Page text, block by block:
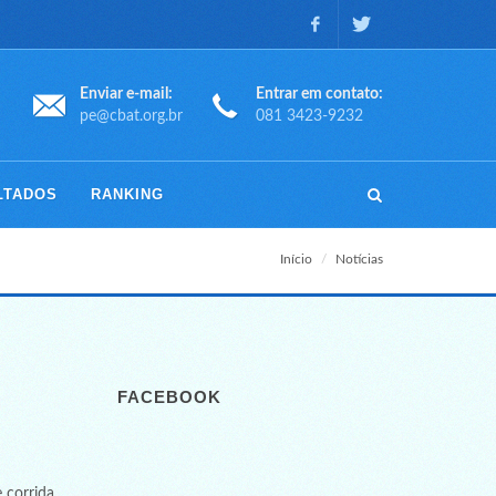
Enviar e-mail:
pe@cbat.org.br
Entrar em contato:
081 3423-9232
RANKING
Início Notícias
FACEBOOK